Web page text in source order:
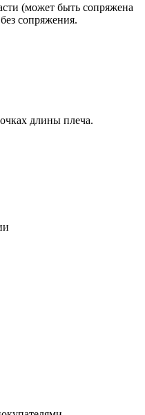
(может быть сопряжена
сопряжения.
длины плеча.